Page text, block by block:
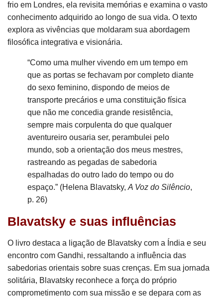
frio em Londres, ela revisita memórias e examina o vasto
conhecimento adquirido ao longo de sua vida. O texto
explora as vivências que moldaram sua abordagem
filosófica integrativa e visionária.
“Como uma mulher vivendo em um tempo em
que as portas se fechavam por completo diante
do sexo feminino, dispondo de meios de
transporte precários e uma constituição física
que não me concedia grande resistência,
sempre mais corpulenta do que qualquer
aventureiro ousaria ser, perambulei pelo
mundo, sob a orientação dos meus mestres,
rastreando as pegadas de sabedoria
espalhadas do outro lado do tempo ou do
espaço.” (Helena Blavatsky, A Voz do Silêncio,
p. 26)
Blavatsky e suas influências
O livro destaca a ligação de Blavatsky com a Índia e seu
encontro com Gandhi, ressaltando a influência das
sabedorias orientais sobre suas crenças. Em sua jornada
solitária, Blavatsky reconhece a força do próprio
comprometimento com sua missão e se depara com as